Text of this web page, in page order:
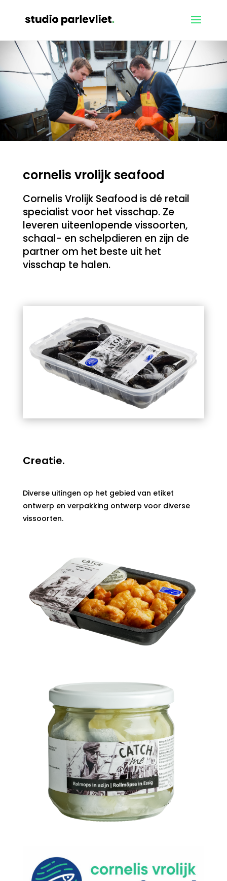
cornelis vrolijk seafood
Cornelis Vrolijk Seafood is dé retail
specialist voor het visschap. Ze
leveren uiteenlopende vissoorten,
schaal- en schelpdieren en zijn de
partner om het beste uit het
visschap te halen.
Creatie.
Diverse uitingen op het gebied van etiket
ontwerp en verpakking ontwerp voor diverse
vissoorten.